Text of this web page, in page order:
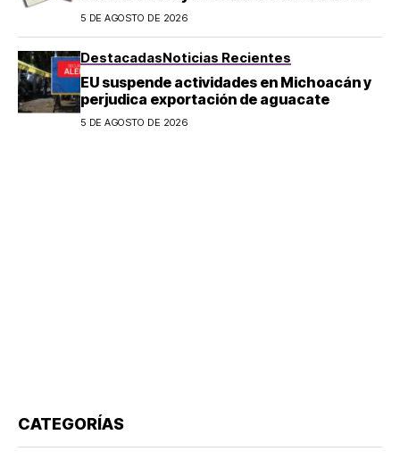
2026
5 DE AGOSTO DE 2026
DestacadasNoticias Recientes
EU suspende actividades en Michoacán y
perjudica exportación de aguacate
5 DE AGOSTO DE 2026
CATEGORÍAS